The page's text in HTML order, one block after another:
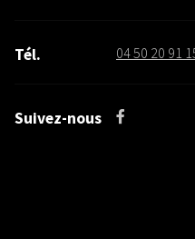
Tél. 04 50 20 91
Suivez-nous